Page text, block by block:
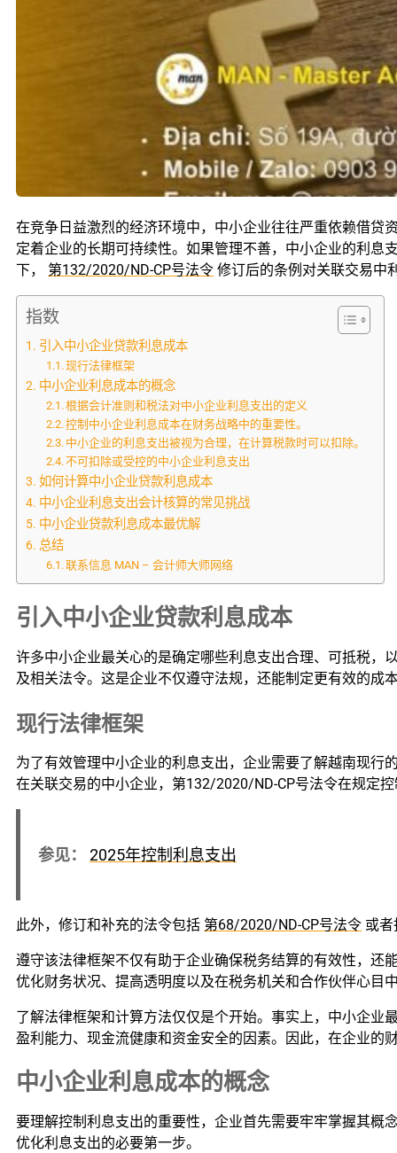
在竞争日益激烈的经济环境中，中小企业往往严重依赖借贷
定着企业的长期可持续性。如果管理不善，中小企业的利息
下， 第132/2020/ND-CP号法令 修订后的条例对关联交易中
指数
引入中小企业贷款利息成本
现行法律框架
中小企业利息成本的概念
根据会计准则和税法对中小企业利息支出的定义
控制中小企业利息成本在财务战略中的重要性。
中小企业的利息支出被视为合理，在计算税款时可以扣除。
不可扣除或受控的中小企业利息支出
如何计算中小企业贷款利息成本
中小企业利息支出会计核算的常见挑战
中小企业贷款利息成本最优解
总结
联系信息 MAN – 会计师大师网络
引入中小企业贷款利息成本
许多中小企业最关心的是确定哪些利息支出合理、可抵税，
及相关法令。这是企业不仅遵守法规，还能制定更有效的成
现行法律框架
为了有效管理中小企业的利息支出，企业需要了解越南现行
在关联交易的中小企业，第132/2020/ND-CP号法令在规定
参见： 2025年控制利息支出
此外，修订和补充的法令包括 第68/2020/ND-CP号法令 或
遵守该法律框架不仅有助于企业确保税务结算的有效性，还
优化财务状况、提高透明度以及在税务机关和合作伙伴心目
了解法律框架和计算方法仅仅是个开始。事实上，中小企业
盈利能力、现金流健康和资金安全的因素。因此，在企业的
中小企业利息成本的概念
要理解控制利息支出的重要性，企业首先需要牢牢掌握其概
优化利息支出的必要第一步。